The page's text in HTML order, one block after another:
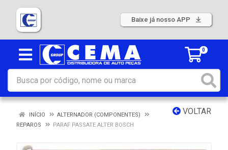
Baixe já nosso APP
0
VOLTAR
INÍCIO
ALTERNADOR (COMPONENTES)
REPAROS
PARAF PASSATE ALTER BOSCH